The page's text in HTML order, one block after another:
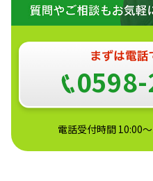
電話受付時間 10:00